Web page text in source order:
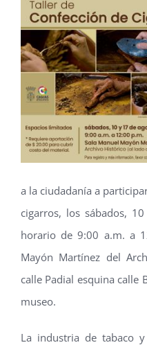
a la ciudadanía a
cigarros, los sábados,
horario de 9:00 a.m. a
Mayón Martínez del
calle Padial esquina calle
museo.
La industria de tabaco